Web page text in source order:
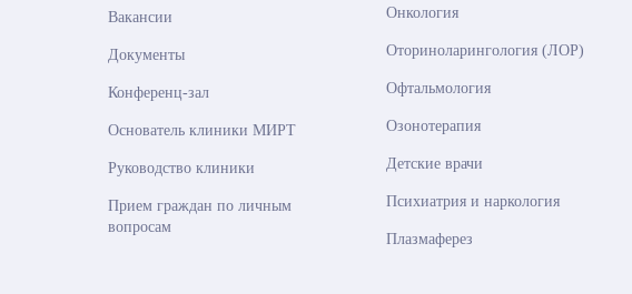
Вакансии
Документы
Конференц-зал
Основатель клиники МИРТ
Руководство клиники
Прием граждан по личным
вопросам
Онкология
Оториноларингология (ЛОР)
Офтальмология
Озонотерапия
Детские врачи
Психиатрия и наркология
Плазмаферез